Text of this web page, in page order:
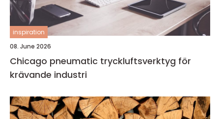
inspiration
08. June 2026
Chicago pneumatic tryckluftsverktyg för
krävande industri